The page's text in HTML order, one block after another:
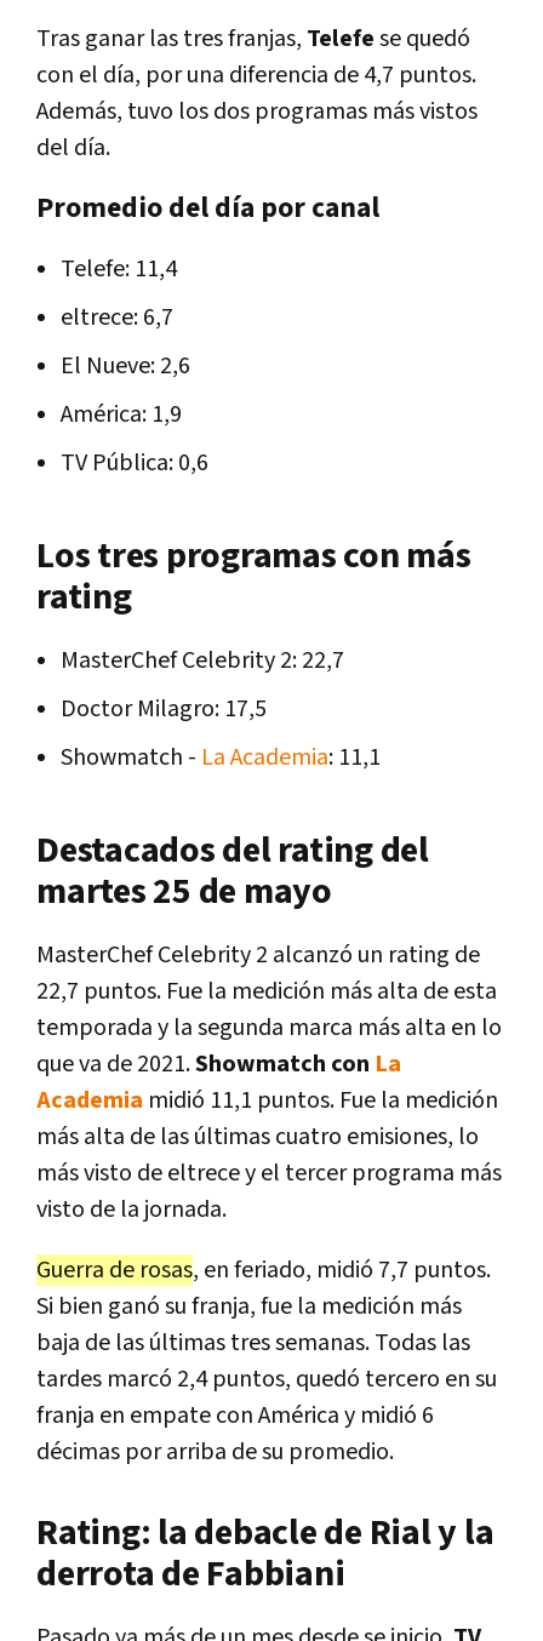
Tras ganar las tres franjas, Telefese quedó
con el día, por una diferencia de 4,7 puntos.
Además, tuvo los dos programas más vistos
del día.
Promedio del día por canal
Telefe: 11,4
eltrece: 6,7
El Nueve: 2,6
América: 1,9
TV Pública: 0,6
Los tres programas con más
rating
MasterChef Celebrity 2: 22,7
Doctor Milagro: 17,5
Showmatch - La Academia: 11,1
Destacados del rating del
martes 25 de mayo
MasterChef Celebrity 2 alcanzó un rating de
22,7 puntos. Fue la medición más alta de esta
temporada y la segunda marca más alta en lo
que va de 2021.Showmatch con La
Academia midió 11,1 puntos. Fue la medición
más alta de las últimas cuatro emisiones, lo
más visto de eltrece y el tercer programa más
visto de la jornada.
Guerra de rosas, en feriado, midió 7,7 puntos.
Si bien ganó su franja, fue la medición más
baja de las últimas tres semanas. Todas las
tardes marcó 2,4 puntos, quedó tercero en su
franja en empate con América y midió 6
décimas por arriba de su promedio.
Rating: la debacle de Rial y la
derrota de Fabbiani